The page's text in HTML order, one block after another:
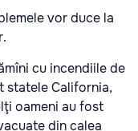
vor duce la
cu incendiile de
statele California,
oameni au fost
din calea